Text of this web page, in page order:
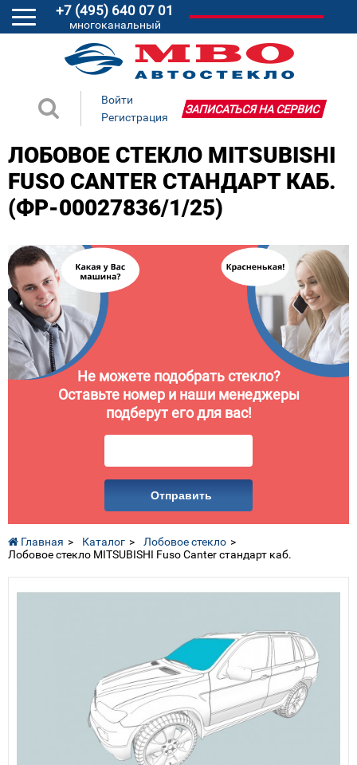
+7 (495) 640 07 01
многоканальный
Войти
Регистрация
ЗАПИСАТЬСЯ НА СЕРВИС
ЛОБОВОЕ СТЕКЛО MITSUBISHI
FUSO CANTER СТАНДАРТ КАБ.
(ФР-00027836/1/25)
Не можете подобрать стекло?
Оставьте номер и наши менеджеры
подберут его для вас!
Отправить
Главная Каталог
Лобовое стекло
Лобовое стекло MITSUBISHI Fuso Canter стандарт каб.